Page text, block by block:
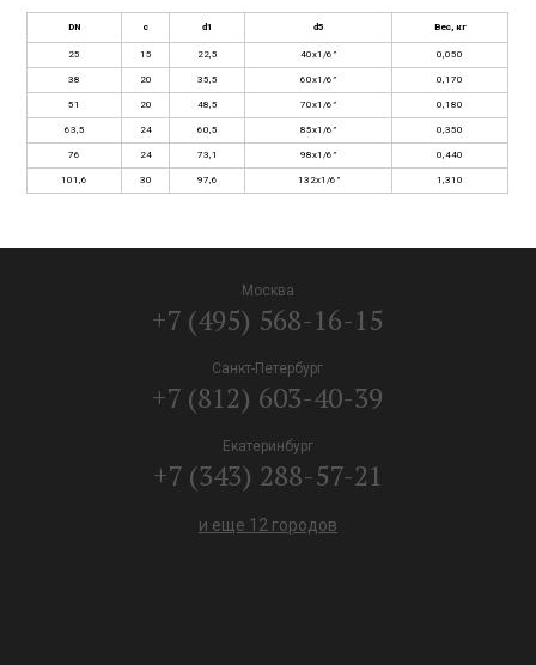
DN c d1 d5 Вес, кг
25 15 22,5 40x1/6” 0,050
38 20 35,5 60x1/6” 0,170
51 20 48,5 70x1/6” 0,180
63,5 24 60,5 85x1/6” 0,350
76 24 73,1 98x1/6” 0,440
101,6 30 97,6 132x1/6” 1,310
Москва
+7 (495) 568-16-15
Санкт-Петербург
+7 (812) 603-40-39
Екатеринбург
+7 (343) 288-57-21
и еще 12 городов